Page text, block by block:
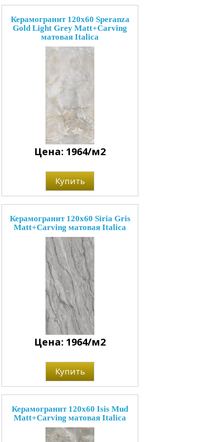
Керамогранит 120x60 Speranza
Gold Light Grey Matt+Carving
матовая Italica
Цена: 1964/м2
Купить
Керамогранит 120x60 Siria Gris
Matt+Carving матовая Italica
Цена: 1964/м2
Купить
Керамогранит 120x60 Isis Mud
Matt+Carving матовая Italica